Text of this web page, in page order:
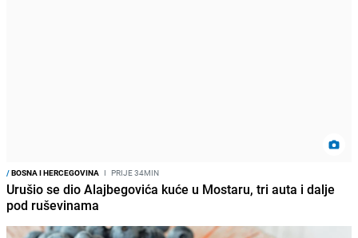
/BOSNA I HERCEGOVINA I PRIJE 34MIN
Urušio se dio Alajbegovića kuće u Mostaru, tri auta i dalje
pod ruševinama